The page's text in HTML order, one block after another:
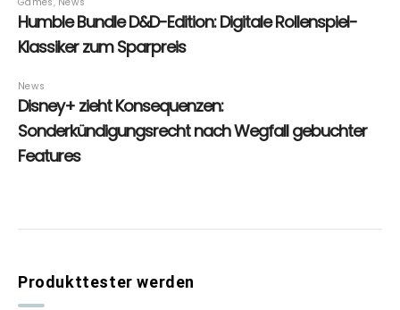
Produkttester werden